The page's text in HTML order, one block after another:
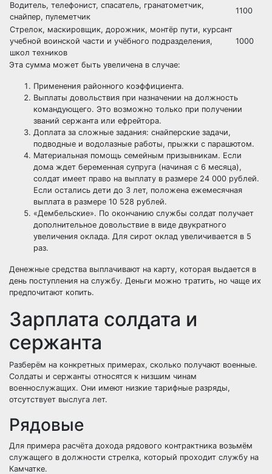
Водитель, телефонист, спасатель, гранатометчик,
снайпер, пулеметчик
1100
Стрелок, маскировщик, дорожник, монтёр пути, курсант
учебной воинской части и учёбного подразделения,
школ техников
1000
Эта сумма может быть увеличена в случае:
Применения районного коэффициента.
Выплаты довольствия при назначении на должность
командующего. Это возможно только при получении
званий сержанта или ефрейтора.
Доплата за сложные задания: снайперские задачи,
подводные и водолазные работы, прыжки с парашютом.
Материальная помощь семейным призывникам. Если
дома ждет беременная супруга (начиная с 6 месяца),
солдат имеет право на выплату в размере 24 000 рублей.
Если остались дети до 3 лет, положена ежемесячная
выплата в размере 10 528 рублей.
«Дембельские». По окончанию службы солдат получает
дополнительное довольствие в виде двукратного
увеличения оклада. Для сирот оклад увеличивается в 5
раз.
Денежные средства выплачивают на карту, которая выдается в
день поступления на службу. Деньги можно тратить, но чаще их
предпочитают копить.
Зарплата солдата и
сержанта
Разберём на конкретных примерах, сколько получают военные.
Солдаты и сержанты относятся к низшим чинам
военнослужащих. Они имеют низкие тарифные разряды,
отсутствует выслуга лет.
Рядовые
Для примера расчёта дохода рядового контрактника возьмём
служащего в должности стрелка, который проходит службу на
Камчатке.